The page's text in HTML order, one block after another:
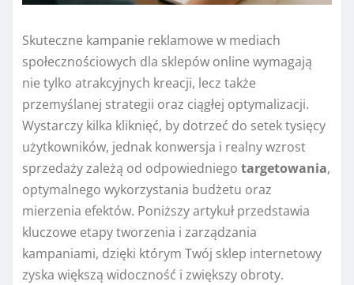
Skuteczne kampanie reklamowe w mediach
społecznościowych dla sklepów online wymagają
nie tylko atrakcyjnych kreacji, lecz także
przemyślanej strategii oraz ciągłej optymalizacji.
Wystarczy kilka kliknięć, by dotrzeć do setek tysięcy
użytkowników, jednak konwersja i realny wzrost
sprzedaży zależą od odpowiedniego targetowania,
optymalnego wykorzystania budżetu oraz
mierzenia efektów. Poniższy artykuł przedstawia
kluczowe etapy tworzenia i zarządzania
kampaniami, dzięki którym Twój sklep internetowy
zyska większą widoczność i zwiększy obroty.